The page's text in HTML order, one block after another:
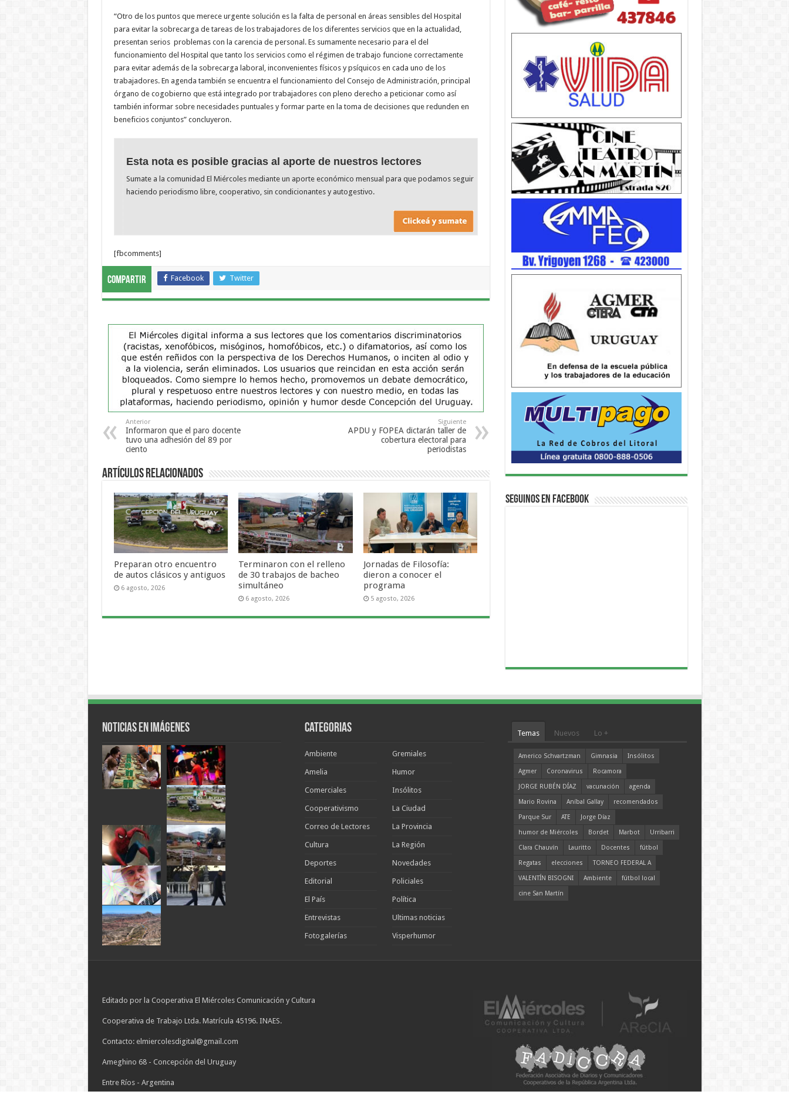
“Otro de los puntos que merece urgente solución es la falta de personal en áreas sensibles del Hospital
para evitar la sobrecarga de tareas de los trabajadores de los diferentes servicios que en la actualidad,
presentan serios problemas con la carencia de personal. Es sumamente necesario para el del
funcionamiento del Hospital que tanto los servicios como el régimen de trabajo funcione correctamente
para evitar además de la sobrecarga laboral, inconvenientes físicos y psíquicos en cada uno de los
trabajadores. En agenda también se encuentra el funcionamiento del Consejo de Administración, principal
órgano de cogobierno que está integrado por trabajadores con pleno derecho a peticionar como así
también informar sobre necesidades puntuales y formar parte en la toma de decisiones que redunden en
beneficios conjuntos” concluyeron.
Esta nota es posible gracias al aporte de nuestros lectores
Sumate a la comunidad El Miércoles mediante un aporte económico mensual para que podamos seguir
haciendo periodismo libre, cooperativo, sin condicionantes y autogestivo.
[fbcomments]
Compartir Facebook Twitter
Anterior
Informaron que el paro docente
tuvo una adhesión del 89 por
ciento
Siguiente
APDU y FOPEA dictarán taller de
cobertura electoral para
periodistas
Artículos Relacionados
Preparan otro encuentro
de autos clásicos y antiguos
6 agosto, 2026
Terminaron con el relleno
de 30 trabajos de bacheo
simultáneo
6 agosto, 2026
Jornadas de Filosofía:
dieron a conocer el
programa
5 agosto, 2026
Seguinos en Facebook
Noticias en Imágenes Categorias
Ambiente
Amelia
Comerciales
Cooperativismo
Correo de Lectores
Cultura
Deportes
Editorial
El País
Entrevistas
Fotogalerías
Gremiales
Humor
Insólitos
La Ciudad
La Provincia
La Región
Novedades
Policiales
Política
Ultimas noticias
Visperhumor
Temas Nuevos Lo +
Americo Schvartzman Gimnasia
Insólitos
Agmer
Coronavirus
Rocamora
JORGE RUBÉN DÍAZ
vacunación
agenda
Mario Rovina
Aníbal Gallay
recomendados
Parque Sur
ATE
Jorge Díaz
humor de Miércoles
Bordet Marbot
Urribarri
Clara Chauvín
Lauritto Docentes
fútbol
Regatas
elecciones
TORNEO FEDERAL A
VALENTÍN BISOGNI
Ambiente
fútbol local
cine San Martín
Editado por la Cooperativa El Miércoles Comunicación y Cultura
Cooperativa de Trabajo Ltda. Matrícula 45196. INAES.
Contacto: elmiercolesdigital@gmail.com
Ameghino 68 - Concepción del Uruguay
Entre Ríos - Argentina